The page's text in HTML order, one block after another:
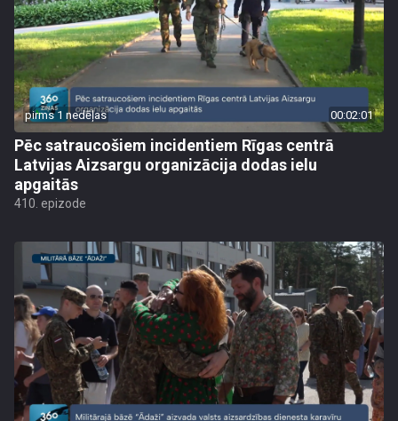
pirms 1 nedēļas 00:02:01
Pēc satraucošiem incidentiem Rīgas centrā
Latvijas Aizsargu organizācija dodas ielu
apgaitās
410. epizode